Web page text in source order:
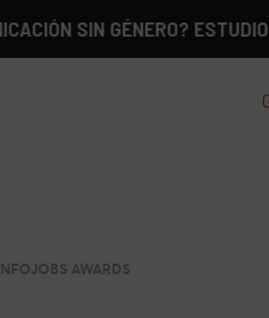
GÉNERO? ESTUDIO SOBRE
AWARDS